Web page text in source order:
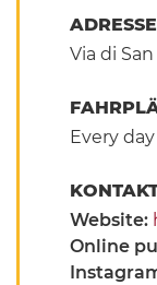
ADRESSE
Via di
Every
Website:
Online